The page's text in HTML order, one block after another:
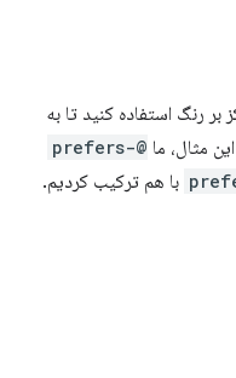
رنگ استفاده کنید تا به
مثال، ما
@prefers-
با هم ترکیب کردیم.